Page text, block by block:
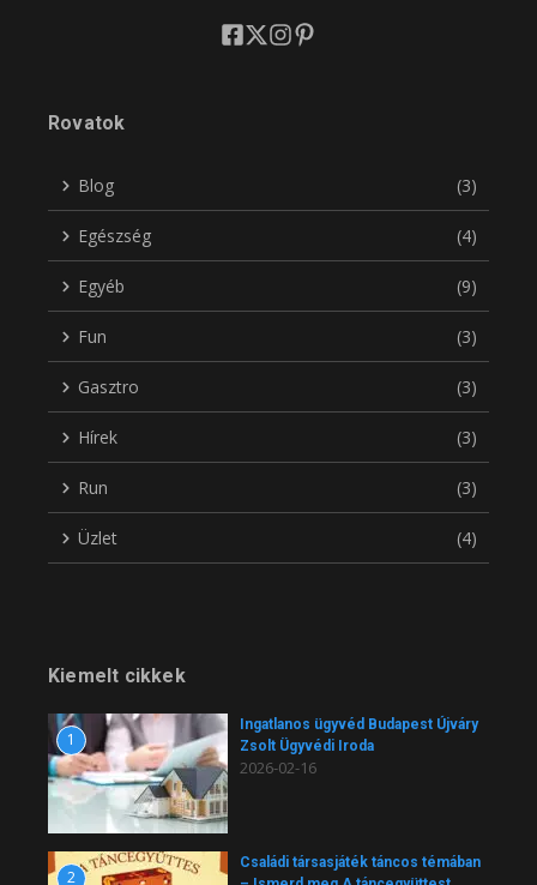
Rovatok
Blog (3)
Egészség (4)
Egyéb (9)
Fun (3)
Gasztro (3)
Hírek (3)
Run (3)
Üzlet (4)
Kiemelt cikkek
1
Ingatlanos ügyvéd Budapest Újváry
Zsolt Ügyvédi Iroda
2026-02-16
2
Családi társasjáték táncos témában